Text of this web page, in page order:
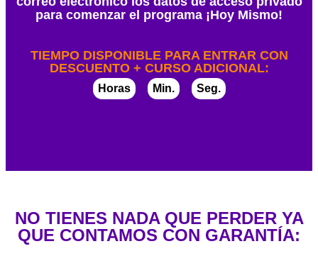
para comenzar el programa ¡Hoy Mismo!
TIEMPO DISPONIBLE PARA ENTRAR CON
DESCUENTO + CURSO ADICIONAL:
Horas Min. Seg.
NO TIENES NADA QUE PERDER YA
QUE CONTAMOS CON GARANTÍA: